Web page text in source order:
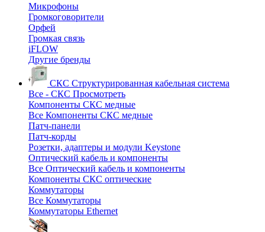
Микрофоны
Громкоговорители
Орфей
Громкая связь
iFLOW
Другие бренды
СКС Структурированная кабельная система
Все - СКС Просмотреть
Компоненты СКС медные
Все Компоненты СКС медные
Патч-панели
Патч-корды
Розетки, адаптеры и модули Keystone
Оптический кабель и компоненты
Все Оптический кабель и компоненты
Компоненты СКС оптические
Коммутаторы
Все Коммутаторы
Коммутаторы Ethernet